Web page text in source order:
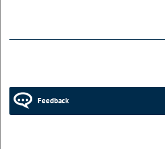
Feedback